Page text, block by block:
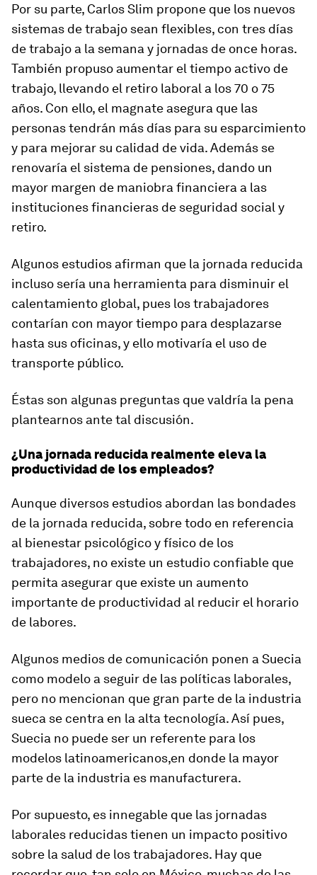
Por su parte, Carlos Slim propone que los nuevos
sistemas de trabajo sean flexibles, con tres días
de trabajo a la semana y jornadas de once horas.
También propuso aumentar el tiempo activo de
trabajo, llevando el retiro laboral a los 70 o 75
años. Con ello, el magnate asegura que las
personas tendrán más días para su esparcimiento
y para mejorar su calidad de vida. Además se
renovaría el sistema de pensiones, dando un
mayor margen de maniobra financiera a las
instituciones financieras de seguridad social y
retiro.
Algunos estudios afirman que la jornada reducida
incluso sería una herramienta para disminuir el
calentamiento global, pues los trabajadores
contarían con mayor tiempo para desplazarse
hasta sus oficinas, y ello motivaría el uso de
transporte público.
Éstas son algunas preguntas que valdría la pena
plantearnos ante tal discusión.
¿Una jornada reducida realmente eleva la
productividad de los empleados?
Aunque diversos estudios abordan las bondades
de la jornada reducida, sobre todo en referencia
al bienestar psicológico y físico de los
trabajadores, no existe un estudio confiable que
permita asegurar que existe un aumento
importante de productividad al reducir el horario
de labores.
Algunos medios de comunicación ponen a Suecia
como modelo a seguir de las políticas laborales,
pero no mencionan que gran parte de la industria
sueca se centra en la alta tecnología. Así pues,
Suecia no puede ser un referente para los
modelos latinoamericanos,en donde la mayor
parte de la industria es manufacturera.
Por supuesto, es innegable que las jornadas
laborales reducidas tienen un impacto positivo
sobre la salud de los trabajadores. Hay que